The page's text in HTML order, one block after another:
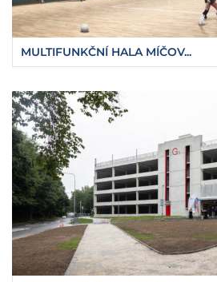
MULTIFUNKČNÍ HALA MÍČOV...